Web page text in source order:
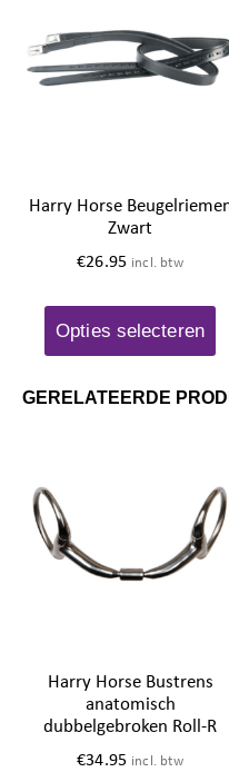
Harry Horse
Zwart
€26.95 incl. btw
Opties selecteren
GERELATEERDE
Harry Horse Bustrens
anatomisch
dubbelgebroken Roll-R
€34.95 incl. btw